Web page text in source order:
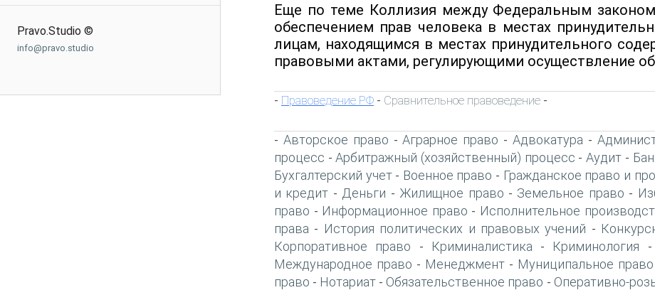
Pravo.Studio ©
info@pravo.studio
Еще по теме Коллизия между Федеральным
обеспечением прав человека в местах
лицам, находящимся в местах принудительного
правовыми актами, регулирующими осуществление
- Правоведение РФ - Сравнительное правоведение -
- Авторское право -Аграрное право - Адвокатура -
процесс -Арбитражный (хозяйственный) процесс -Аудит -
Бухгалтерский учет- Военное право - Гражданское право и
и кредит - Деньги - Жилищное право - Земельное право -
право - Информационное право - Исполнительное
права - История политических и правовых учений -
Корпоративное право - Криминалистика - Криминология -
Международное право - Менеджмент - Муниципальное право
право - Нотариат - Обязательственное право - Оперативно-